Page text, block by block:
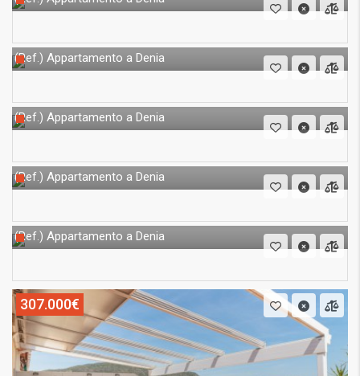
(Ref.) Appartamento a Denia
(Ref.) Appartamento a Denia
(Ref.) Appartamento a Denia
(Ref.) Appartamento a Denia
307.000€